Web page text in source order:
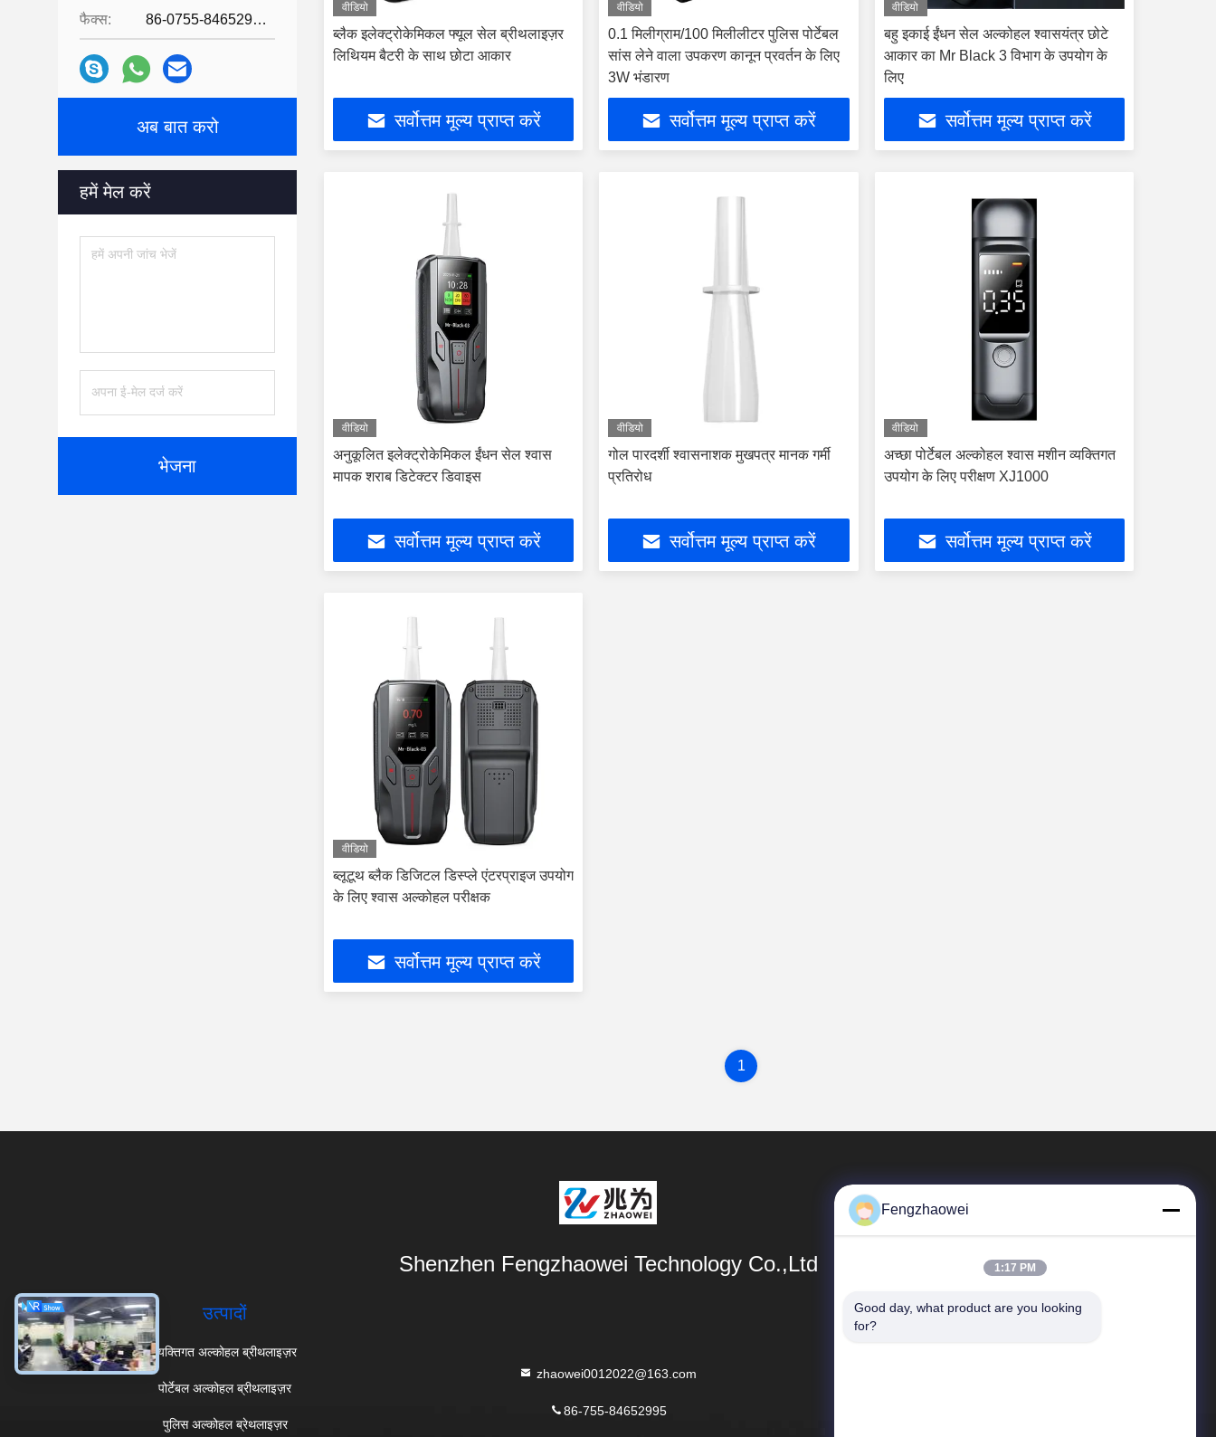
फैक्स: 86-0755-84652995
अब बात करो
हमें मेल करें
भेजना
वीडियो
ब्लैक इलेक्ट्रोकेमिकल फ्यूल सेल ब्रीथलाइज़र
लिथियम बैटरी के साथ छोटा आकार
सर्वोत्तम मूल्य प्राप्त करें
वीडियो
0.1 मिलीग्राम/100 मिलीलीटर पुलिस पोर्टेबल
सांस लेने वाला उपकरण कानून प्रवर्तन के लिए
3W भंडारण
सर्वोत्तम मूल्य प्राप्त करें
वीडियो
बहु इकाई ईंधन सेल अल्कोहल श्वासयंत्र छोटे
आकार का Mr Black 3 विभाग के उपयोग के
लिए
सर्वोत्तम मूल्य प्राप्त करें
वीडियो
अनुकूलित इलेक्ट्रोकेमिकल ईंधन सेल श्वास
मापक शराब डिटेक्टर डिवाइस
सर्वोत्तम मूल्य प्राप्त करें
वीडियो
गोल पारदर्शी श्वासनाशक मुखपत्र मानक गर्मी
प्रतिरोध
सर्वोत्तम मूल्य प्राप्त करें
वीडियो
अच्छा पोर्टेबल अल्कोहल श्वास मशीन व्यक्तिगत
उपयोग के लिए परीक्षण XJ1000
सर्वोत्तम मूल्य प्राप्त करें
वीडियो
ब्लूटूथ ब्लैक डिजिटल डिस्प्ले एंटरप्राइज उपयोग
के लिए श्वास अल्कोहल परीक्षक
सर्वोत्तम मूल्य प्राप्त करें
1
Shenzhen Fengzhaowei Technology Co.,Ltd
उत्पादों
व्यक्तिगत अल्कोहल ब्रीथलाइज़र
पोर्टेबल अल्कोहल ब्रीथलाइज़र
पुलिस अल्कोहल ब्रेथलाइज़र
zhaowei0012022@163.com
86-755-84652995
त्वरित सम्पक
Fengzhaowei
1:17 PM
Good day, what product are you looking
for?